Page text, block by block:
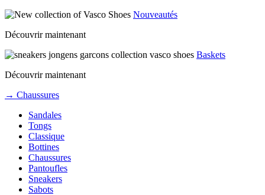
Nouveautés
Découvrir maintenant
Baskets
Découvrir maintenant
→ Chaussures
Sandales
Tongs
Classique
Bottines
Chaussures
Pantoufles
Sneakers
Sabots